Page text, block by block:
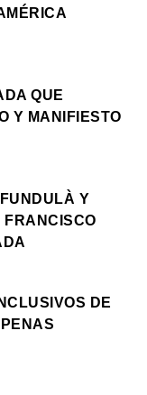
QUE
Y MANIFIESTO
Y
FRANCISCO
DE